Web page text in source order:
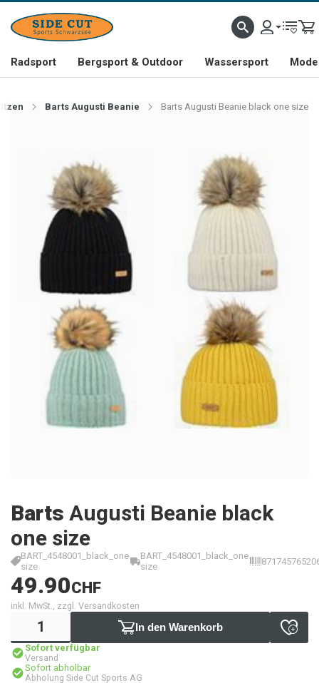
Radsport Bergsport & Outdoor Wassersport
Barts Augusti Beanie Barts Augusti Beanie black one size
Barts Augusti Beanie black
one size
BART_4548001_black_one
size
BART_4548001_black_one
size
49.90CHF
inkl. MwSt., zzgl. Versandkosten
In den Warenkorb
Sofort verfügbar
Versand
Sofort abholbar
Abholung Side Cut Sports AG